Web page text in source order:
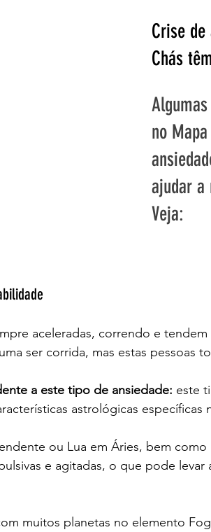
Crise
Chás
no
ajudar a
Veja:
aceleradas, correndo e
ser corrida, mas estas pessoas
a este tipo de ansiedade: este
astrológicas específicas
ou Lua em Áries, bem
e agitadas, o que pode levar
muitos planetas no elemento